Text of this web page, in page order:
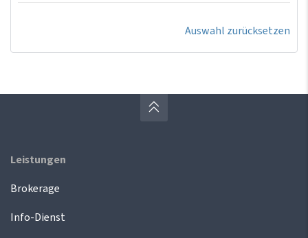
Auswahl zurücksetzen
Leistungen
Brokerage
Info-Dienst